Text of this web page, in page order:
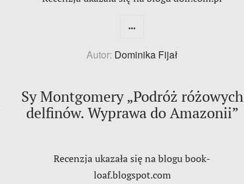
...
Autor: Dominika Fijał
Sy Montgomery „Podróż różowych
delfinów. Wyprawa do Amazonii”
Recenzja ukazała się na blogu book-
loaf.blogspot.com